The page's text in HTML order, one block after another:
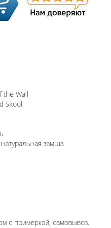
the Wall
Skool
замша
с примеркой, самовывоз.